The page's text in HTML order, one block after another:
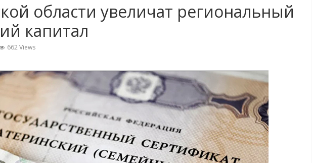
области увеличат региональный
капитал
662 Views